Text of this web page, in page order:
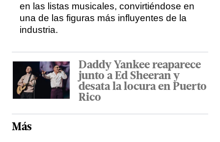
en las listas musicales, convirtiéndose en
una de las figuras más influyentes de la
industria.
Daddy Yankee reaparece
junto a Ed Sheeran y
desata la locura en Puerto
Rico
Más